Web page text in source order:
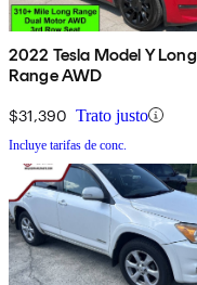
2022 Tesla Model Y Long
Range AWD
$31,390 Trato justo
Incluye tarifas de conc.